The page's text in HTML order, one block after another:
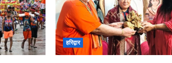
हरिद्वार